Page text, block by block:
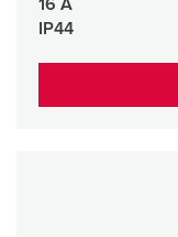
16 A
IP44